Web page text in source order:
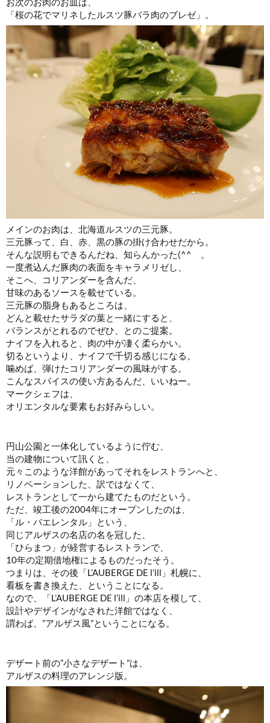
「桜の花でマリネしたルスツ豚バラ肉のブレゼ」。
メインのお肉は、北海道ルスツの三元豚。
三元豚って、白、赤、黒の豚の掛け合わせだから。
そんな説明もできるんだね、知らんかった(^^ゞ。
一度煮込んだ豚肉の表面をキャラメリゼし、
そこへ、コリアンダーを含んだ、
甘味のあるソースを載せている。
三元豚の脂身もあるところは、
どんと載せたサラダの葉と一緒にすると、
バランスがとれるのでぜひ、とのご提案。
ナイフを入れると、肉の中が凄く柔らかい。
切るというより、ナイフで千切る感じになる。
噛めば、弾けたコリアンダーの風味がする。
こんなスパイスの使い方あるんだ、いいねー。
マークシェフは、
オリエンタルな要素もお好みらしい。
円山公園と一体化しているように佇む、
当の建物について訊くと、
元々このような洋館があってそれをレストランへと、
リノベーションした、訳ではなくて、
レストランとして一から建てたものだという。
ただ、竣工後の2004年にオープンしたのは、
「ル・バエレンタル」という、
同じアルザスの名店の名を冠した、
「ひらまつ」が経営するレストランで、
10年の定期借地権によるものだったそう。
つまりは、その後「L’AUBERGE DE l’ill」札幌に、
看板を書き換えた、ということになる。
なので、「L’AUBERGE DE l’ill」の本店を模して、
設計やデザインがなされた洋館ではなく、
謂わば、”アルザス風”ということになる。
デザート前の”小さなデザート”は、
アルザスの料理のアレンジ版。